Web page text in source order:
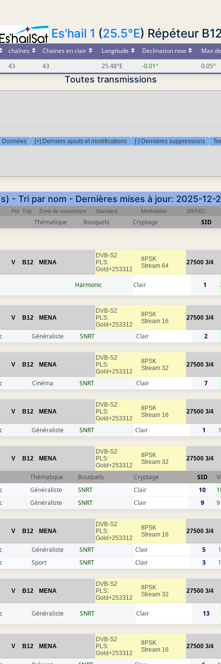
Es'hail 1 (25.5°E) Répéteur
chaînes Chaines en clair Longitude Declination now
Max
43
43 25.48°E -0.01° 0.05°
Toutes transmissions
Données [+] Derniers ajouts et modifications [-] Dernières suppressions
- Tri par nom - Dernières mises à jour: 2025-12-
Pol Txp Zone de couverture Standard Modulation SR/FEC
Thématique Bouquets Cryptage SID
V B12 MENA
DVB-S2
PLS:
Gold+253312
8PSK
Stream 64
27500 3/4
Harmonic Clair 1
V B12 MENA
DVB-S2
PLS:
Gold+253312
8PSK
Stream 16
27500 3/4
Généraliste SNRT Clair 2
V B12 MENA
DVB-S2
PLS:
Gold+253312
8PSK
Stream 32
27500 3/4
Cinéma SNRT Clair 7
V B12 MENA
DVB-S2
PLS:
Gold+253312
8PSK
Stream 16
27500 3/4
Généraliste SNRT Clair 1
V B12 MENA
DVB-S2
PLS:
Gold+253312
8PSK
Stream 32
27500 3/4
Thématique Bouquets Cryptage SID
Généraliste SNRT Clair 10
Généraliste SNRT Clair 9
V B12 MENA
DVB-S2
PLS:
Gold+253312
8PSK
Stream 16
27500 3/4
Généraliste SNRT Clair 5
Sport SNRT Clair 3
V B12 MENA
DVB-S2
PLS:
Gold+253312
8PSK
Stream 32
27500 3/4
Généraliste SNRT Clair 13
V B12 MENA
DVB-S2
PLS:
Gold+253312
8PSK
Stream 16
27500 3/4